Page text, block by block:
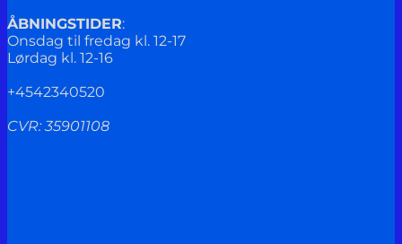
ÅBNINGSTIDER:
Onsdag til fredag kl. 12-17
Lørdag kl. 12-16
+4542340520
CVR: 35901108